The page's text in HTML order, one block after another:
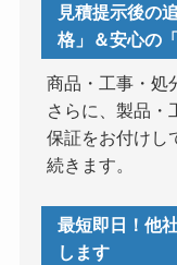
見積提示後の
格」＆安心の
商品・工事・処
さらに、製品・
保証をお付けし
続きます。
最短即日！他
します